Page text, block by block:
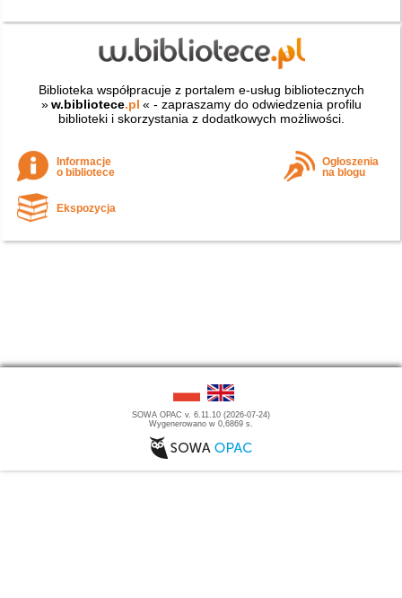
Biblioteka współpracuje z portalem e-usług bibliotecznych
» w.bibliotece.pl « - zapraszamy do odwiedzenia profilu
biblioteki i skorzystania z dodatkowych możliwości.
Informacje
o bibliotece
Ogłoszenia
na blogu
Ekspozycja
SOWA OPAC v. 6.11.10 (2026-07-24)
Wygenerowano w 0,6869 s.